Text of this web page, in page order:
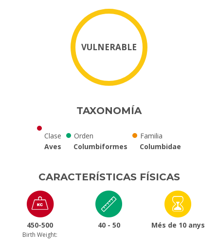
VULNERABLE
TAXONOMÍA
Clase
Aves
Orden
Columbiformes
Familia
Columbidae
CARACTERÍSTICAS FÍSICAS
450-500
Birth Weight:
40 - 50 Més de 10 anys